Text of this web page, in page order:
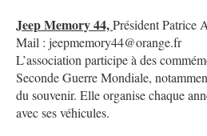
Jeep Memory 44,Président Patrice
Mail : jeepmemory44@orange.fr
L’association participe à des
Seconde Guerre Mondiale,
du souvenir. Elle organise chaque
avec ses véhicules.